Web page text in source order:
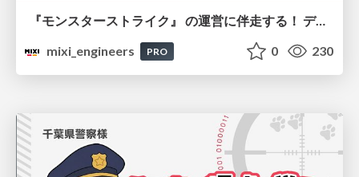
『モンスターストライク』 の運営に伴走する！ データ民主化への 解析グループの3つのアプローチ
mixi_engineers
PRO 0 230